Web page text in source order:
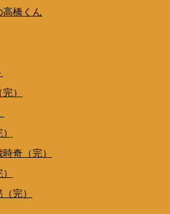
高橋くん
）
奇（完）
完）